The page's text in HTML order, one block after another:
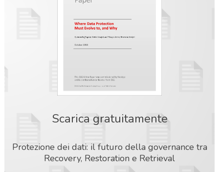
Scarica gratuitamente
Protezione dei dati: il futuro della governance tra
Recovery, Restoration e Retrieval